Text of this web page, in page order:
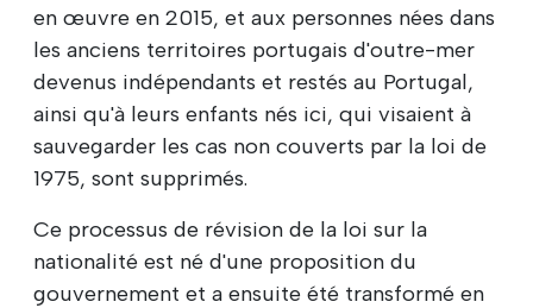
en œuvre en 2015, et aux personnes nées dans
les anciens territoires portugais d'outre-mer
devenus indépendants et restés au Portugal,
ainsi qu'à leurs enfants nés ici, qui visaient à
sauvegarder les cas non couverts par la loi de
1975, sont supprimés.
Ce processus de révision de la loi sur la
nationalité est né d'une proposition du
gouvernement et a ensuite été transformé en